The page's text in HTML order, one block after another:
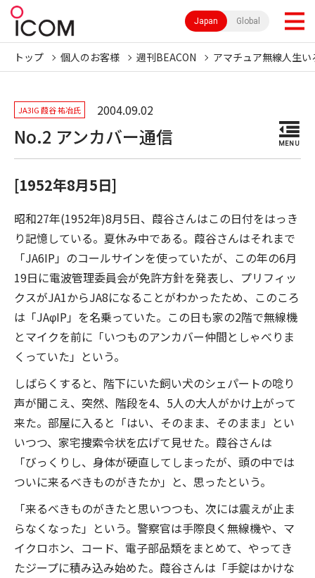
Japan Global
トップ 個人のお客様 週刊BEACON アマチュア無線人生い
JA3IG 葭谷 祐冶氏 2004.09.02
No.2 アンカバー通信 MENU
[1952年8月5日]
昭和27年(1952年)8月5日、葭谷さんはこの日付をはっき
り記憶している。夏休み中である。葭谷さんはそれまで
「JA6IP」のコールサインを使っていたが、この年の6月
19日に電波管理委員会が免許方針を発表し、プリフィッ
クスがJA1からJA8になることがわかったため、このころ
は「JAφIP」を名乗っていた。この日も家の2階で無線機
とマイクを前に「いつものアンカバー仲間としゃべりま
くっていた」という。
しばらくすると、階下にいた飼い犬のシェパートの唸り
声が聞こえ、突然、階段を4、5人の大人がかけ上がって
来た。部屋に入ると「はい、そのまま、そのまま」とい
いつつ、家宅捜索令状を広げて見せた。葭谷さんは
「びっくりし、身体が硬直してしまったが、頭の中では
ついに来るべきものがきたか」と、思ったという。
「来るべきものがきたと思いつつも、次には震えが止ま
らなくなった」という。警察官は手際良く無線機や、マ
イクロホン、コード、電子部品類をまとめて、やってき
たジープに積み込み始めた。葭谷さんは「手錠はかけな